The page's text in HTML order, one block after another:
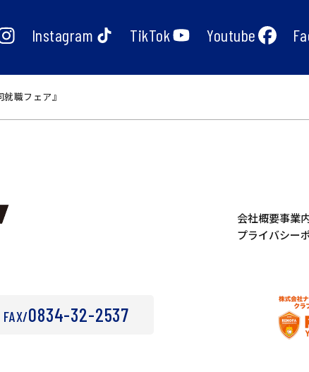
Instagram TikTok Youtube
職フェア』
会社概要事業
プライバシー
FAX/0834-32-2537